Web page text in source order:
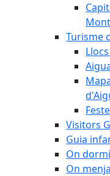
Turisme
Visitors
Guia
On
On